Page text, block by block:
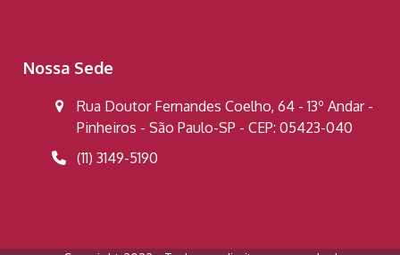
Nossa Sede
Rua Doutor Fernandes Coelho, 64 - 13º Andar -
Pinheiros - São Paulo-SP - CEP: 05423-040
(11) 3149-5190